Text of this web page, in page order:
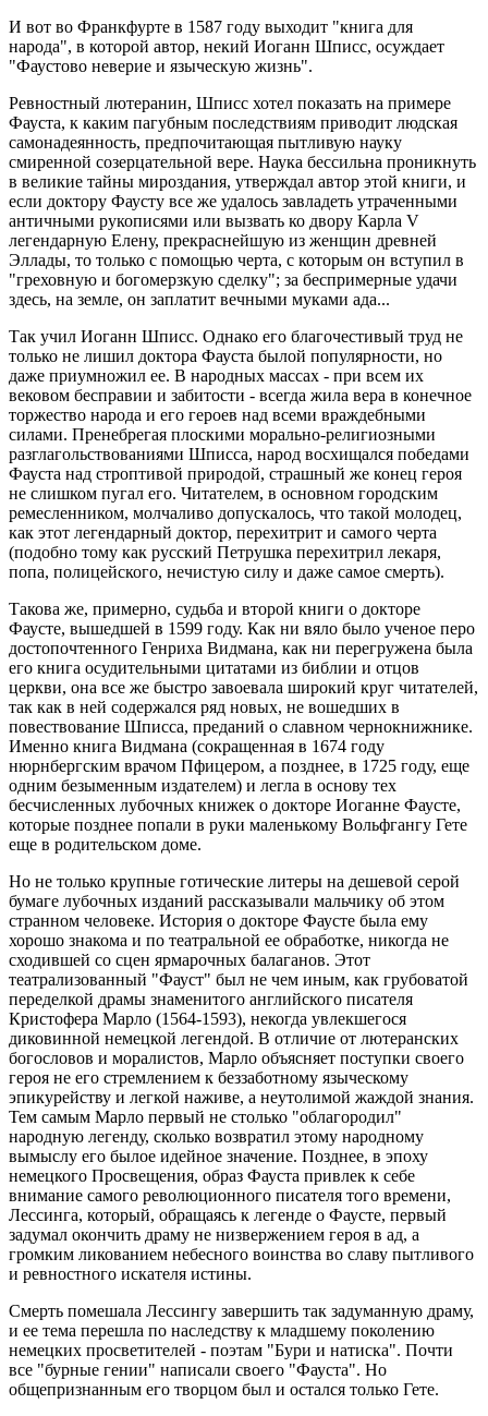
И вот во Франкфурте в 1587 году выходит "книга для
народа", в которой автор, некий Иоганн Шписс, осуждает
"Фаустово неверие и языческую жизнь".
Ревностный лютеранин, Шписс хотел показать на примере
Фауста, к каким пагубным последствиям приводит людская
самонадеянность, предпочитающая пытливую науку
смиренной созерцательной вере. Наука бессильна проникнуть
в великие тайны мироздания, утверждал автор этой книги, и
если доктору Фаусту все же удалось завладеть утраченными
античными рукописями или вызвать ко двору Карла V
легендарную Елену, прекраснейшую из женщин древней
Эллады, то только с помощью черта, с которым он вступил в
"греховную и богомерзкую сделку"; за беспримерные удачи
здесь, на земле, он заплатит вечными муками ада...
Так учил Иоганн Шписс. Однако его благочестивый труд не
только не лишил доктора Фауста былой популярности, но
даже приумножил ее. В народных массах - при всем их
вековом бесправии и забитости - всегда жила вера в конечное
торжество народа и его героев над всеми враждебными
силами. Пренебрегая плоскими морально-религиозными
разглагольствованиями Шписса, народ восхищался победами
Фауста над строптивой природой, страшный же конец героя
не слишком пугал его. Читателем, в основном городским
ремесленником, молчаливо допускалось, что такой молодец,
как этот легендарный доктор, перехитрит и самого черта
(подобно тому как русский Петрушка перехитрил лекаря,
попа, полицейского, нечистую силу и даже самое смерть).
Такова же, примерно, судьба и второй книги о докторе
Фаусте, вышедшей в 1599 году. Как ни вяло было ученое перо
достопочтенного Генриха Видмана, как ни перегружена была
его книга осудительными цитатами из библии и отцов
церкви, она все же быстро завоевала широкий круг читателей,
так как в ней содержался ряд новых, не вошедших в
повествование Шписса, преданий о славном чернокнижнике.
Именно книга Видмана (сокращенная в 1674 году
нюрнбергским врачом Пфицером, а позднее, в 1725 году, еще
одним безыменным издателем) и легла в основу тех
бесчисленных лубочных книжек о докторе Иоганне Фаусте,
которые позднее попали в руки маленькому Вольфгангу Гете
еще в родительском доме.
Но не только крупные готические литеры на дешевой серой
бумаге лубочных изданий рассказывали мальчику об этом
странном человеке. История о докторе Фаусте была ему
хорошо знакома и по театральной ее обработке, никогда не
сходившей со сцен ярмарочных балаганов. Этот
театрализованный "Фауст" был не чем иным, как грубоватой
переделкой драмы знаменитого английского писателя
Кристофера Марло (1564-1593), некогда увлекшегося
диковинной немецкой легендой. В отличие от лютеранских
богословов и моралистов, Марло объясняет поступки своего
героя не его стремлением к беззаботному языческому
эпикурейству и легкой наживе, а неутолимой жаждой знания.
Тем самым Марло первый не столько "облагородил"
народную легенду, сколько возвратил этому народному
вымыслу его былое идейное значение. Позднее, в эпоху
немецкого Просвещения, образ Фауста привлек к себе
внимание самого революционного писателя того времени,
Лессинга, который, обращаясь к легенде о Фаусте, первый
задумал окончить драму не низвержением героя в ад, а
громким ликованием небесного воинства во славу пытливого
и ревностного искателя истины.
Смерть помешала Лессингу завершить так задуманную драму,
и ее тема перешла по наследству к младшему поколению
немецких просветителей - поэтам "Бури и натиска". Почти
все "бурные гении" написали своего "Фауста". Но
общепризнанным его творцом был и остался только Гете.